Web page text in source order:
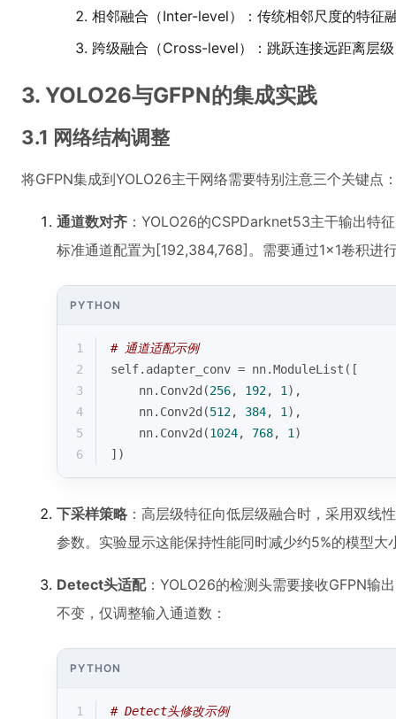
相邻融合（Inter-level）：传统相邻尺度的特征
跨级融合（Cross-level）：跳跃连接远距离层
3. YOLO26与GFPN的集成实践
3.1 网络结构调整
将GFPN集成到YOLO26主干网络需要特别注意三个关键点
通道数对齐 ：YOLO26的CSPDarknet53主干输出特
标准通道配置为[192,384,768]。需要通过1×1卷积进
PYTHON
1
# 通道适配示例
2
self.adapter_conv = nn.ModuleList([
3
    nn.Conv2d(
256, 192, 1 ),
4
    nn.Conv2d(
512, 384, 1 ),
5
    nn.Conv2d(
1024, 768, 1 )
6
])
下采样策略 ：高层级特征向低层级融合时，采用双线
参数。实验显示这能保持性能同时减少约5%的模型大
Detect头适配：YOLO26的检测头需要接收GFPN输
不变，仅调整输入通道数：
PYTHON
1
# Detect头修改示例